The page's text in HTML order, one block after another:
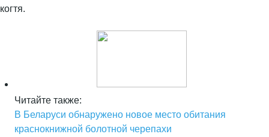
когтя.
Читайте также:
В Беларуси обнаружено новое место обитания
краснокнижной болотной черепахи